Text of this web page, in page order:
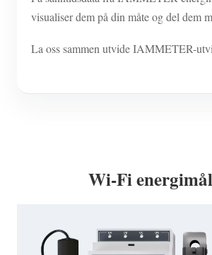
visualiser dem på din måte og del dem
La oss sammen utvide IAMMETER-
Wi-Fi